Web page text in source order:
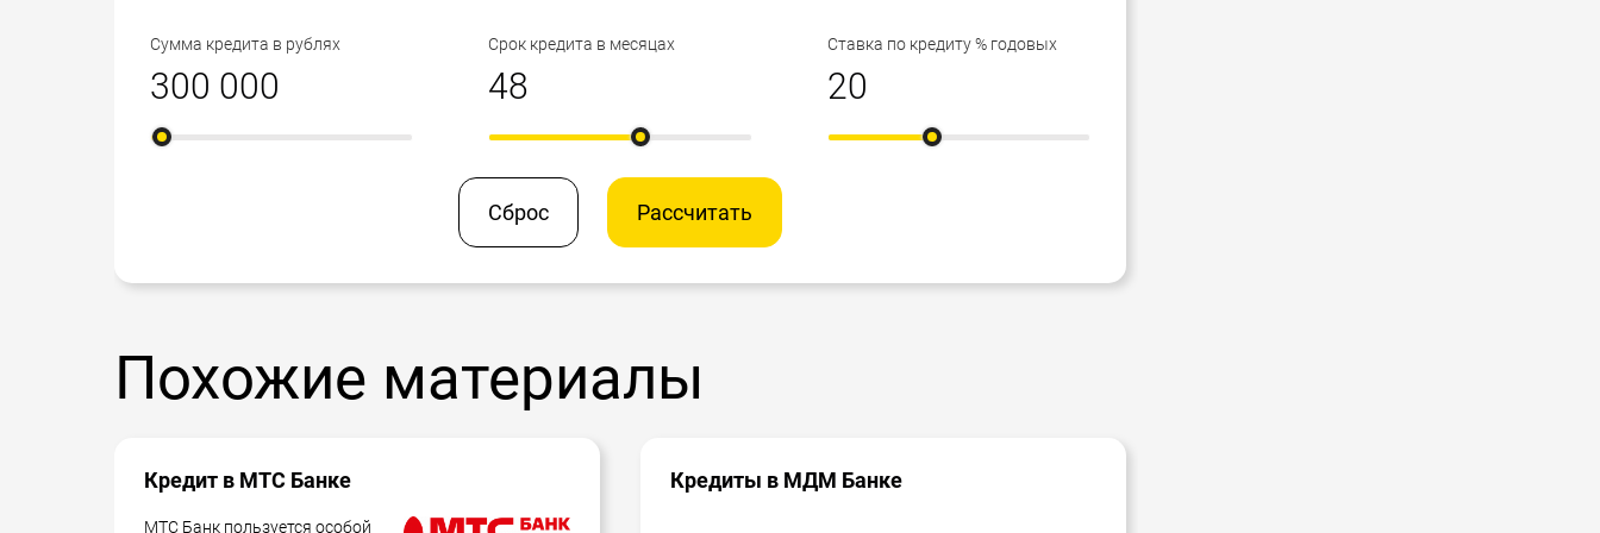
Сумма кредита в рублях Срок кредита в месяцах Ставка по кредиту % годовых
Сброс Рассчитать
Похожие материалы
Кредит в МТС Банке
МТС Банк пользуется особой
Кредиты в МДМ Банке